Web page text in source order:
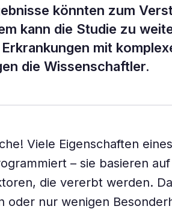
könnten zum
kann die Studie zu
mit
die Wissenschaftler.
Viele Eigenschaften
– sie basieren
die vererbt werden.
oder nur wenigen